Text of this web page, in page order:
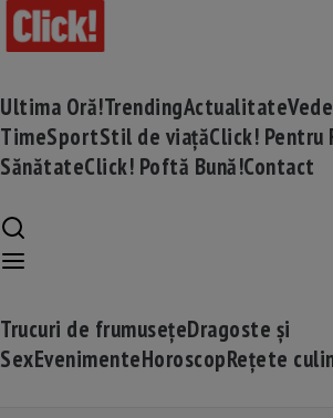
Ultima Oră!TrendingActualitate
TimeSportStil de viațăClick! Pentru
SănătateClick! Poftă Bună!Contact
Trucuri de frumusețeDragoste și
SexEvenimenteHoroscopRețete